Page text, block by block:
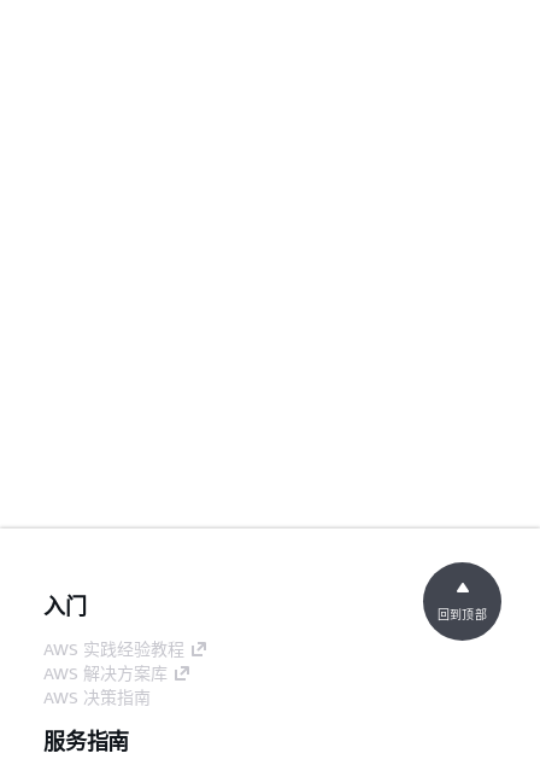
入门
AWS 实践经验教程
AWS 解决方案库
AWS 决策指南
服务指南
回到顶部